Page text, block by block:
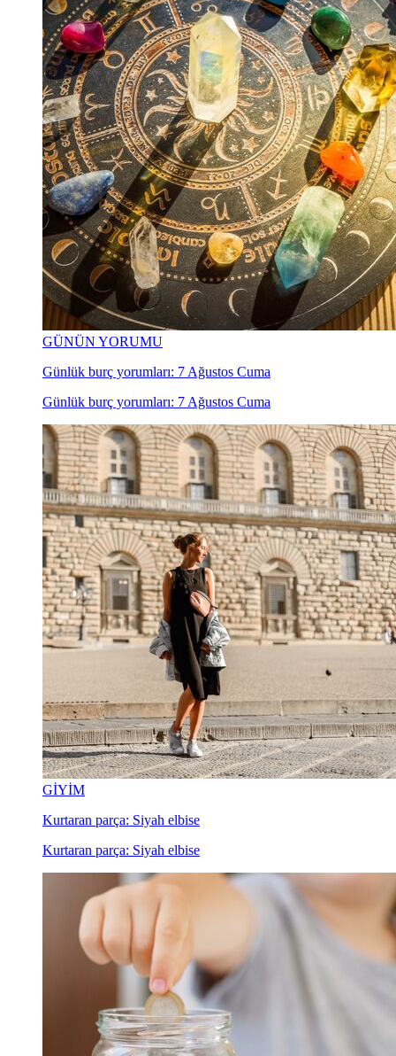
GÜNÜN YORUMU
Günlük burç yorumları: 7 Ağustos Cuma
Günlük burç yorumları: 7 Ağustos Cuma
GİYİM
Kurtaran parça: Siyah elbise
Kurtaran parça: Siyah elbise